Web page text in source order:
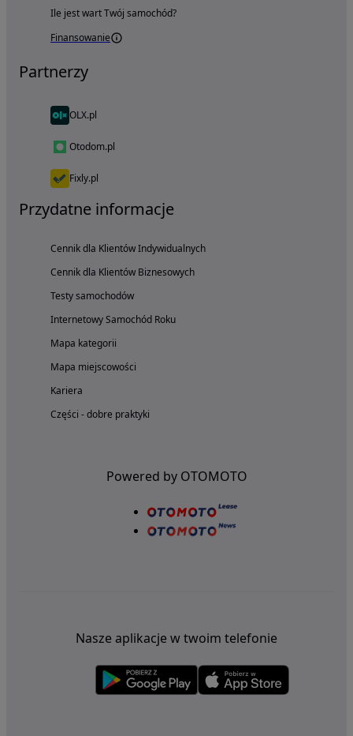
Ile jest wart Twój samochód?
Finansowanie
Partnerzy
OLX.pl
Otodom.pl
Fixly.pl
Przydatne informacje
Cennik dla Klientów Indywidualnych
Cennik dla Klientów Biznesowych
Testy samochodów
Internetowy Samochód Roku
Mapa kategorii
Mapa miejscowości
Kariera
Części - dobre praktyki
Powered by OTOMOTO
Nasze aplikacje w twoim telefonie